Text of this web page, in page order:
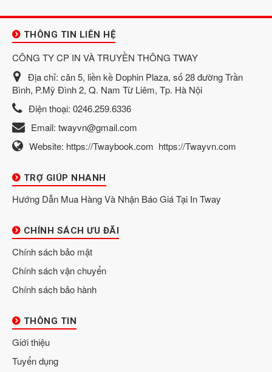
THÔNG TIN LIÊN HỆ
CÔNG TY CP IN VÀ TRUYỀN THÔNG TWAY
Địa chỉ: căn 5, liền kề Dophin Plaza, số 28 đường Trần
Bình, P.Mỹ Đình 2, Q. Nam Từ Liêm, Tp. Hà Nội
Điện thoại: 0246.259.6336
Email: twayvn@gmail.com
Website: https://Twaybook.com https://Twayvn.com
TRỢ GIÚP NHANH
Hướng Dẫn Mua Hàng Và Nhận Báo Giá Tại In Tway
CHÍNH SÁCH ƯU ĐÃI
Chính sách bảo mật
Chính sách vận chuyển
Chính sách bảo hành
THÔNG TIN
Giới thiệu
Tuyển dụng